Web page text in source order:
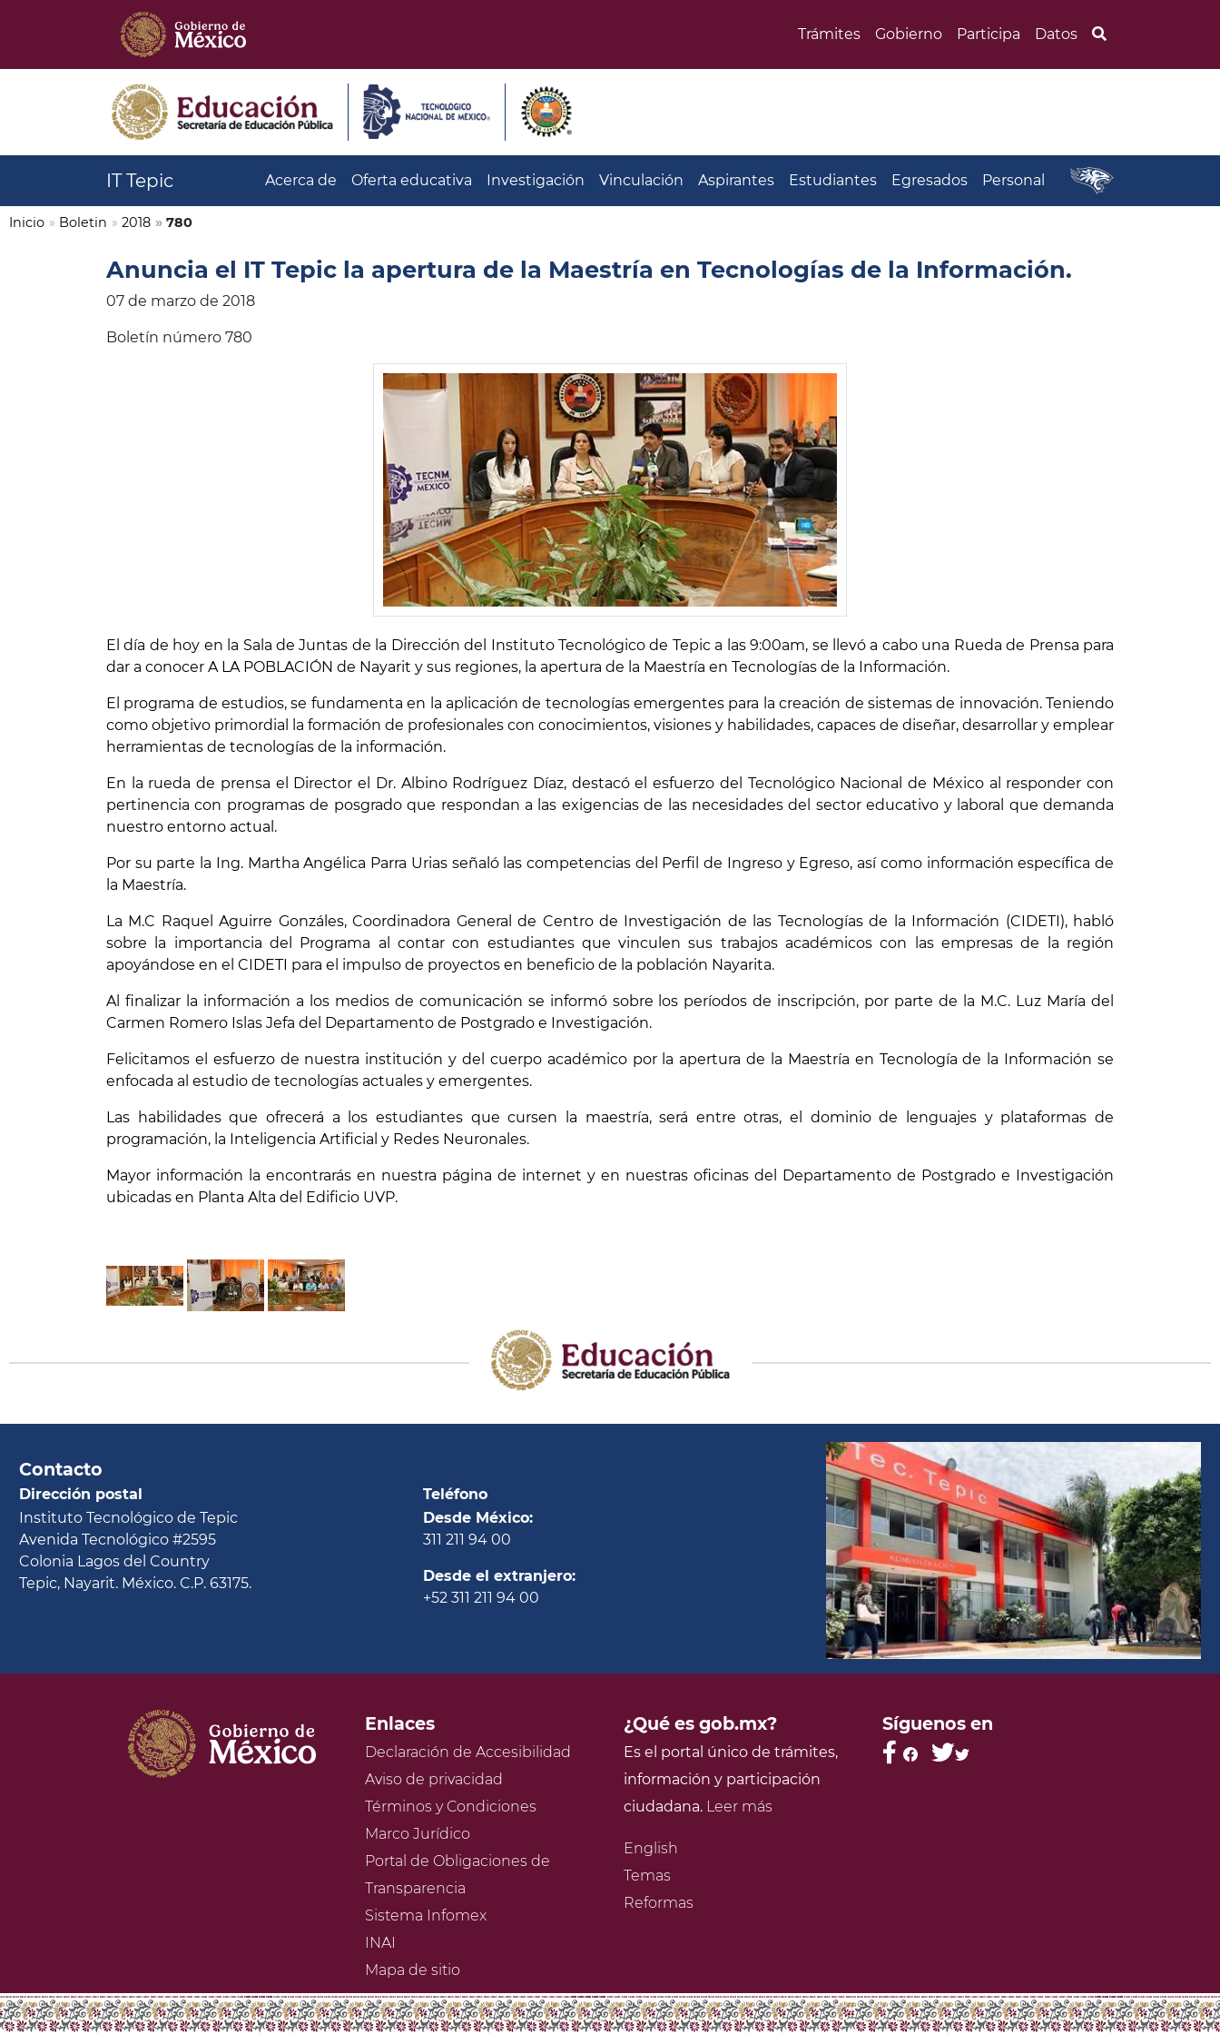
Trámites Gobierno Participa Datos Búsqueda
IT Tepic Acerca de Oferta educativa Investigación Vinculación Aspirantes Estudiantes Egresados Personal
Inicio » Boletin » 2018 » 780
Anuncia el IT Tepic la apertura de la Maestría en Tecnologías de la Información.
07 de marzo de 2018
Boletín número 780
El día de hoy en la Sala de Juntas de la Dirección del Instituto Tecnológico de Tepic a las 9:00am, se llevó a cabo una Rueda de Prensa para
dar a conocer A LA POBLACIÓN de Nayarit y sus regiones, la apertura de la Maestría en Tecnologías de la Información.
El programa de estudios, se fundamenta en la aplicación de tecnologías emergentes para la creación de sistemas de innovación. Teniendo
como objetivo primordial la formación de profesionales con conocimientos, visiones y habilidades, capaces de diseñar, desarrollar y emplear
herramientas de tecnologías de la información.
En la rueda de prensa el Director el Dr. Albino Rodríguez Díaz, destacó el esfuerzo del Tecnológico Nacional de México al responder con
pertinencia con programas de posgrado que respondan a las exigencias de las necesidades del sector educativo y laboral que demanda
nuestro entorno actual.
Por su parte la Ing. Martha Angélica Parra Urias señaló las competencias del Perfil de Ingreso y Egreso, así como información específica de
la Maestría.
La M.C Raquel Aguirre Gonzáles, Coordinadora General de Centro de Investigación de las Tecnologías de la Información (CIDETI), habló
sobre la importancia del Programa al contar con estudiantes que vinculen sus trabajos académicos con las empresas de la región
apoyándose en el CIDETI para el impulso de proyectos en beneficio de la población Nayarita.
Al finalizar la información a los medios de comunicación se informó sobre los períodos de inscripción, por parte de la M.C. Luz María del
Carmen Romero Islas Jefa del Departamento de Postgrado e Investigación.
Felicitamos el esfuerzo de nuestra institución y del cuerpo académico por la apertura de la Maestría en Tecnología de la Información se
enfocada al estudio de tecnologías actuales y emergentes.
Las habilidades que ofrecerá a los estudiantes que cursen la maestría, será entre otras, el dominio de lenguajes y plataformas de
programación, la Inteligencia Artificial y Redes Neuronales.
Mayor información la encontrarás en nuestra página de internet y en nuestras oficinas del Departamento de Postgrado e Investigación
ubicadas en Planta Alta del Edificio UVP.
Contacto
Dirección postal
Instituto Tecnológico de Tepic
Avenida Tecnológico #2595
Colonia Lagos del Country
Tepic, Nayarit. México. C.P. 63175.
Teléfono
Desde México:
311 211 94 00
Desde el extranjero:
+52 311 211 94 00
Enlaces
Declaración de Accesibilidad
Aviso de privacidad
Términos y Condiciones
Marco Jurídico
Portal de Obligaciones de
Transparencia
Sistema Infomex
INAI
Mapa de sitio
¿Qué es gob.mx?
Es el portal único de trámites,
información y participación
ciudadana. Leer más
English
Temas
Reformas
Síguenos en